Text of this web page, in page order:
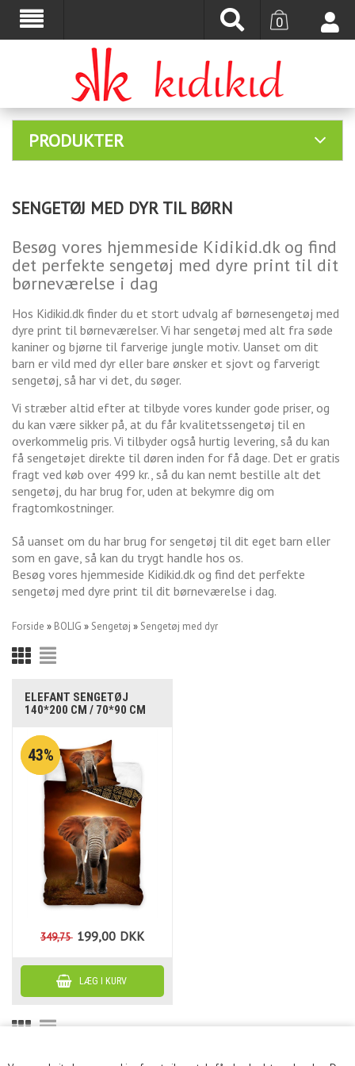
0
PRODUKTER
SENGETØJ MED DYR TIL BØRN
Besøg vores hjemmeside Kidikid.dk og find
det perfekte sengetøj med dyre print til dit
børneværelse i dag
Hos Kidikid.dk finder du et stort udvalg af børnesengetøj med
dyre print til børneværelser. Vi har sengetøj med alt fra søde
kaniner og bjørne til farverige jungle motiv. Uanset om dit
barn er vild med dyr eller bare ønsker et sjovt og farverigt
sengetøj, så har vi det, du søger.
Vi stræber altid efter at tilbyde vores kunder gode priser, og
du kan være sikker på, at du får kvalitetssengetøj til en
overkommelig pris. Vi tilbyder også hurtig levering, så du kan
få sengetøjet direkte til døren inden for få dage. Det er gratis
fragt ved køb over 499 kr., så du kan nemt bestille alt det
sengetøj, du har brug for, uden at bekymre dig om
fragtomkostninger.
Så uanset om du har brug for sengetøj til dit eget barn eller
som en gave, så kan du trygt handle hos os.
Besøg vores hjemmeside Kidikid.dk og find det perfekte
sengetøj med dyre print til dit børneværelse i dag.
Forside » BOLIG » Sengetøj » Sengetøj med dyr
ELEFANT SENGETØJ
140*200 CM / 70*90 CM
43%
349,75 199,00 DKK